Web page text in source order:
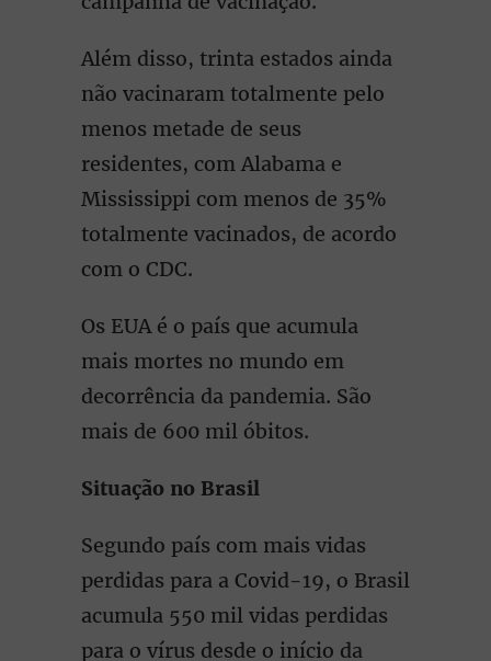
Além disso, trinta estados ainda
não vacinaram totalmente pelo
menos metade de seus
residentes, com Alabama e
Mississippi com menos de 35%
totalmente vacinados, de acordo
com o CDC.
Os EUA é o país que acumula
mais mortes no mundo em
decorrência da pandemia. São
mais de 600 mil óbitos.
Situação no Brasil
Segundo país com mais vidas
perdidas para a Covid-19, o Brasil
acumula 550 mil vidas perdidas
para o vírus desde o início da